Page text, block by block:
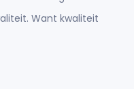
Want kwaliteit